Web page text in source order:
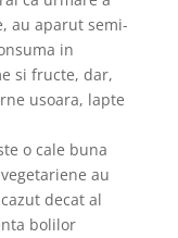
au aparut semi-
in
si fructe, dar,
usoara, lapte
o cale buna
au
decat al
bolilor